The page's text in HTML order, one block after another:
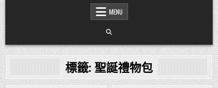
MENU
標籤: 聖誕禮物包